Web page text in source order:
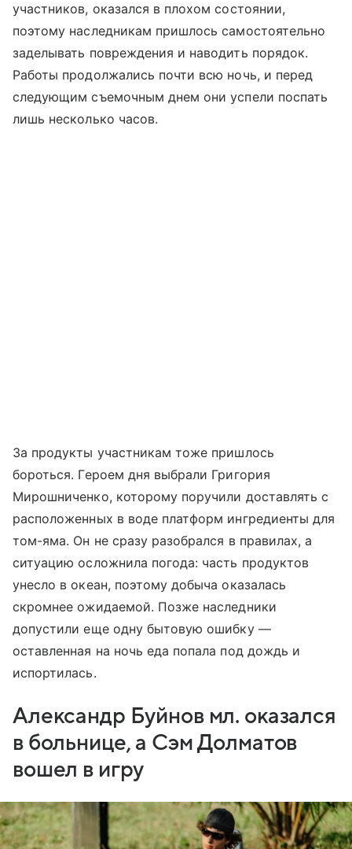
участников, оказался в плохом состоянии,
поэтому наследникам пришлось самостоятельно
заделывать повреждения и наводить порядок.
Работы продолжались почти всю ночь, и перед
следующим съемочным днем они успели поспать
лишь несколько часов.
За продукты участникам тоже пришлось
бороться. Героем дня выбрали Григория
Мирошниченко, которому поручили доставлять с
расположенных в воде платформ ингредиенты для
том-яма. Он не сразу разобрался в правилах, а
ситуацию осложнила погода: часть продуктов
унесло в океан, поэтому добыча оказалась
скромнее ожидаемой. Позже наследники
допустили еще одну бытовую ошибку —
оставленная на ночь еда попала под дождь и
испортилась.
Александр Буйнов мл. оказался
в больнице, а Сэм Долматов
вошел в игру